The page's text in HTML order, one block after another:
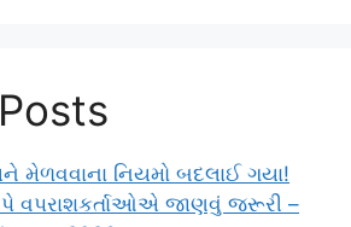
મેળવવાના નિયમો બદલાઈ ગયા!
વપરાશકર્તાઓએ જાણવું જરૂરી –